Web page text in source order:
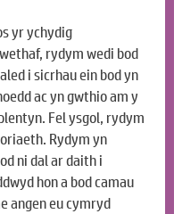
yr ychydig
rydym wedi bod
i sicrhau ein bod yn
ac yn gwthio am y
Fel ysgol, rydym
Rydym yn
ni dal ar daith i
hon a bod camau
angen eu cymryd